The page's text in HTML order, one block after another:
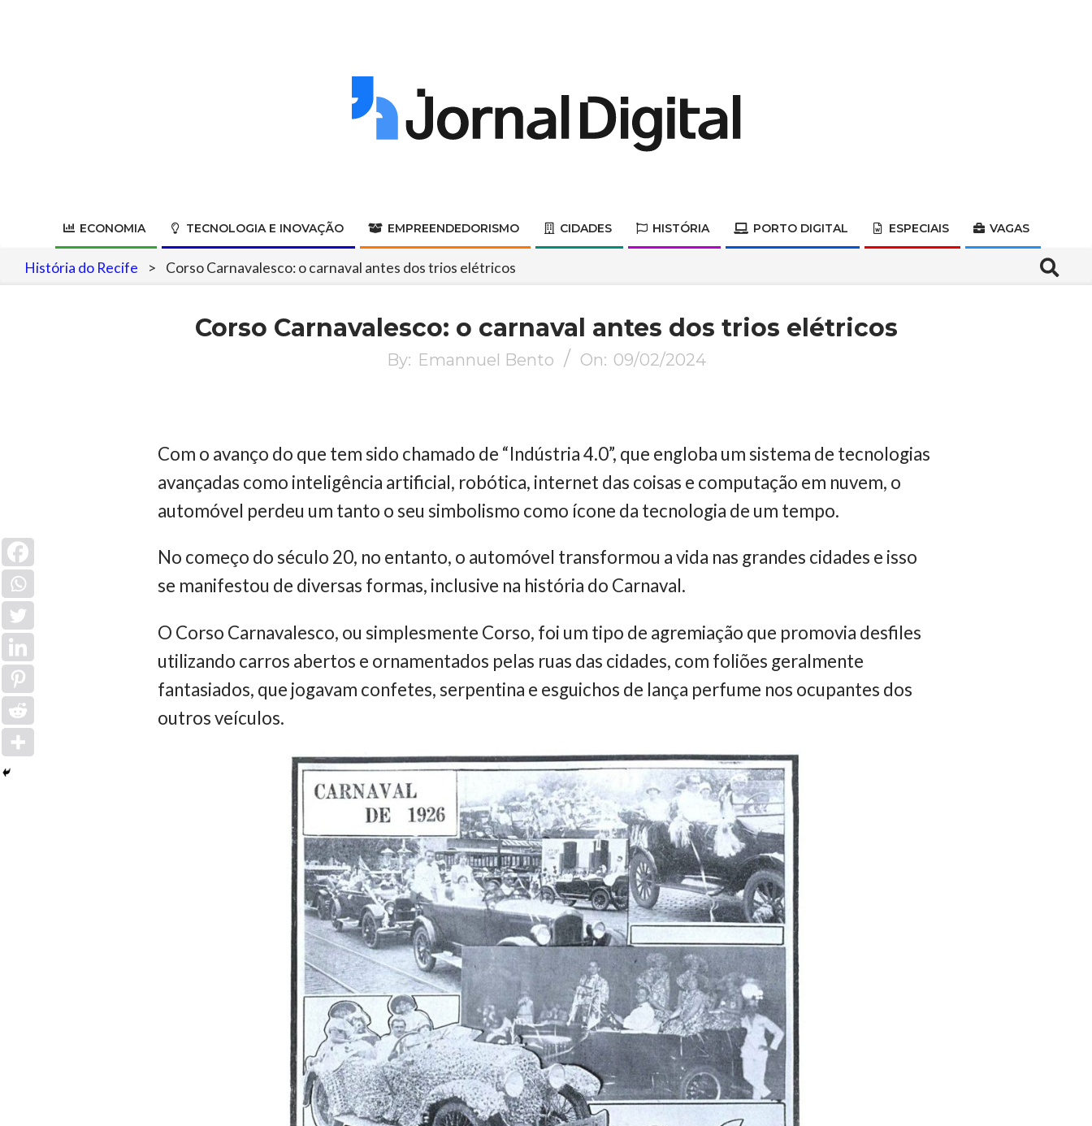
Digital
Primary
ECONOMIA TECNOLOGIA E INOVAÇÃO EMPREENDEDORISMO CIDADES HISTÓRIA PORTO DIGITAL ESPECIAIS VAGAS
História do Recife > Corso Carnavalesco: o carnaval antes dos trios elétricos Search
Corso Carnavalesco: o carnaval antes dos trios elétricos
By: Emannuel Bento On: 09/02/2024
Com o avanço do que tem sido chamado de “Indústria 4.0”, que engloba um sistema de tecnologias
avançadas como inteligência artificial, robótica, internet das coisas e computação em nuvem, o
automóvel perdeu um tanto o seu simbolismo como ícone da tecnologia de um tempo.
No começo do século 20, no entanto, o automóvel transformou a vida nas grandes cidades e isso
se manifestou de diversas formas, inclusive na história do Carnaval.
O Corso Carnavalesco, ou simplesmente Corso, foi um tipo de agremiação que promovia desfiles
utilizando carros abertos e ornamentados pelas ruas das cidades, com foliões geralmente
fantasiados, que jogavam confetes, serpentina e esguichos de lança perfume nos ocupantes dos
outros veículos.